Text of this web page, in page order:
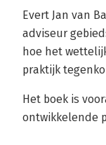
Evert Jan van
adviseur
hoe het
praktijk
Het boek is
ontwikkelende